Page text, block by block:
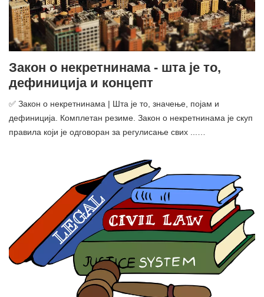
Закон о некретнинама - шта је то,
дефиниција и концепт
✅ Закон о некретнинама | Шта је то, значење, појам и
дефиниција. Комплетан резиме. Закон о некретнинама је скуп
правила који је одговоран за регулисање свих ...…